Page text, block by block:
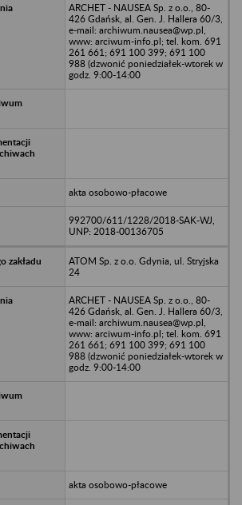
ARCHET - NAUSEA Sp. z o.o., 80-
426 Gdańsk, al. Gen. J. Hallera 60/3,
e-mail: archiwum.nausea@wp.pl,
www: arciwum-info.pl; tel. kom. 691
261 661; 691 100 399; 691 100
988 (dzwonić poniedziałek-wtorek w
godz. 9:00-14:00
akta osobowo-płacowe
992700/611/1228/2018-SAK-WJ,
UNP: 2018-00136705
ATOM Sp. z o.o. Gdynia, ul. Stryjska
24
ARCHET - NAUSEA Sp. z o.o., 80-
426 Gdańsk, al. Gen. J. Hallera 60/3,
e-mail: archiwum.nausea@wp.pl,
www: arciwum-info.pl; tel. kom. 691
261 661; 691 100 399; 691 100
988 (dzwonić poniedziałek-wtorek w
godz. 9:00-14:00
akta osobowo-płacowe